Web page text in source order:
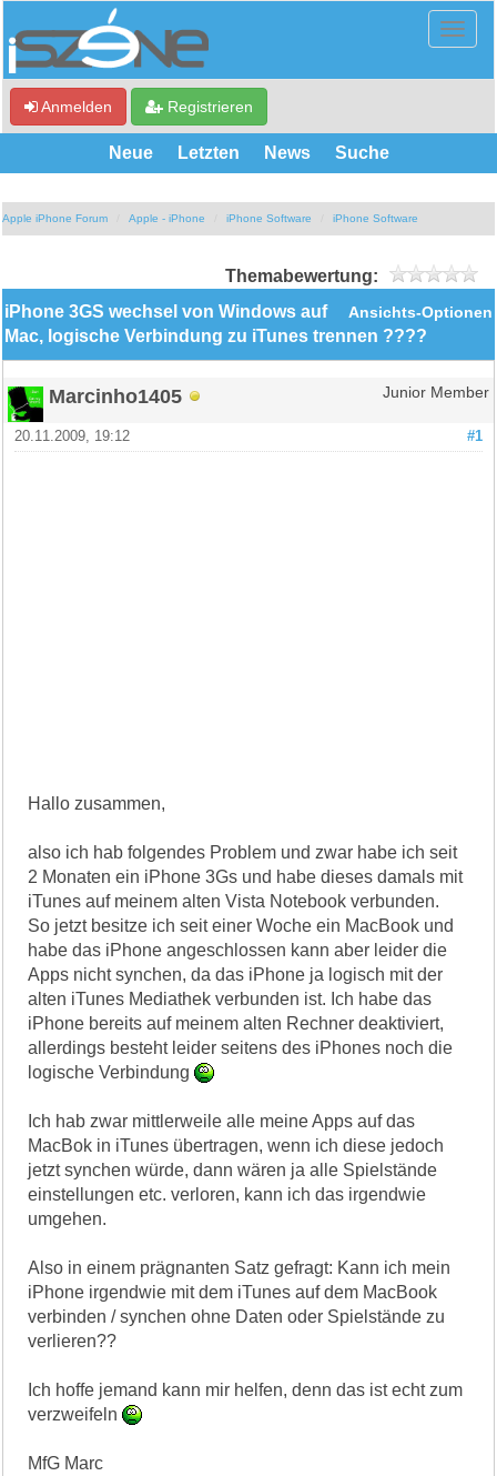
Anmelden Registrieren
Neue Letzten News Suche
Apple iPhone Forum Apple - iPhone iPhone Software iPhone Software
Themabewertung:
Ansichts-Optionen
iPhone 3GS wechsel von Windows auf
Mac, logische Verbindung zu iTunes trennen ????
Marcinho1405 Junior Member
#1
20.11.2009, 19:12
Hallo zusammen,
also ich hab folgendes Problem und zwar habe ich seit
2 Monaten ein iPhone 3Gs und habe dieses damals mit
iTunes auf meinem alten Vista Notebook verbunden.
So jetzt besitze ich seit einer Woche ein MacBook und
habe das iPhone angeschlossen kann aber leider die
Apps nicht synchen, da das iPhone ja logisch mit der
alten iTunes Mediathek verbunden ist. Ich habe das
iPhone bereits auf meinem alten Rechner deaktiviert,
allerdings besteht leider seitens des iPhones noch die
logische Verbindung
Ich hab zwar mittlerweile alle meine Apps auf das
MacBok in iTunes übertragen, wenn ich diese jedoch
jetzt synchen würde, dann wären ja alle Spielstände
einstellungen etc. verloren, kann ich das irgendwie
umgehen.
Also in einem prägnanten Satz gefragt: Kann ich mein
iPhone irgendwie mit dem iTunes auf dem MacBook
verbinden / synchen ohne Daten oder Spielstände zu
verlieren??
Ich hoffe jemand kann mir helfen, denn das ist echt zum
verzweifeln
MfG Marc